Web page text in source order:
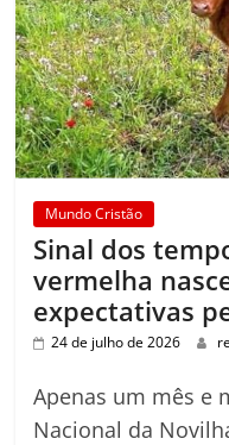
Mundo Cristão
Sinal dos
vermelha
expectativas
24 de julho de 2026
Apenas um mês e
Nacional da